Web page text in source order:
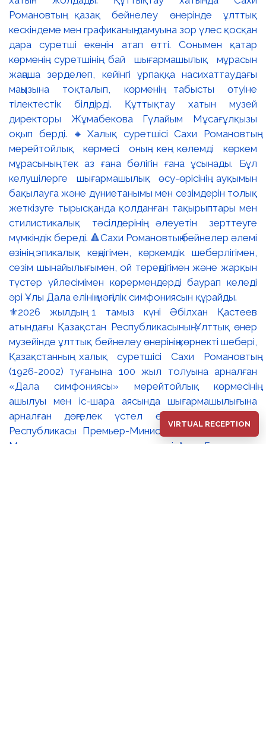
⚜️2026 жылдың 1 тамыз күні Әбілхан Қастеев
атындағы Қазақстан Республикасының Ұлттық өнер
музейінде ұлттық бейнелеу өнерінің көрнекті шебері,
Қазақстанның халық суретшісі Сахи Романовтың
(1926-2002) туғанына 100 жыл толуына арналған
«Дала симфониясы» мерейтойлық көрмесінің
ашылуы мен іс-шара аясында шығармашылығына
арналған дөңгелек үстел өтті. 🔹Қазақстан
Республикасы Премьер-Министрінің орынбасары –
Мәдениет және ақпарат министрі Аида Ғалымқызы
VIRTUAL RECEPTION